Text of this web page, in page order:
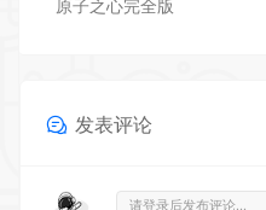
原子之心完全版
发表评论